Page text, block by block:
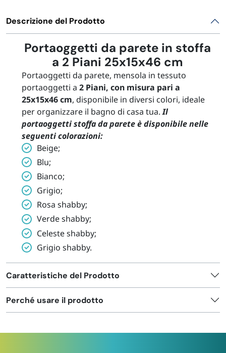
Descrizione del Prodotto
Portaoggetti da parete in stoffa
a 2 Piani 25x15x46 cm
Portaoggetti da parete, mensola in tessuto
portaoggetti a 2 Piani, con misura pari a
25x15x46 cm, disponibile in diversi colori, ideale
per organizzare il bagno di casa tua.Il
portaoggetti stoffa da parete è disponibile nelle
seguenti colorazioni:
Beige;
Blu;
Bianco;
Grigio;
Rosa shabby;
Verde shabby;
Celeste shabby;
Grigio shabby.
Caratteristiche del Prodotto
Perché usare il prodotto